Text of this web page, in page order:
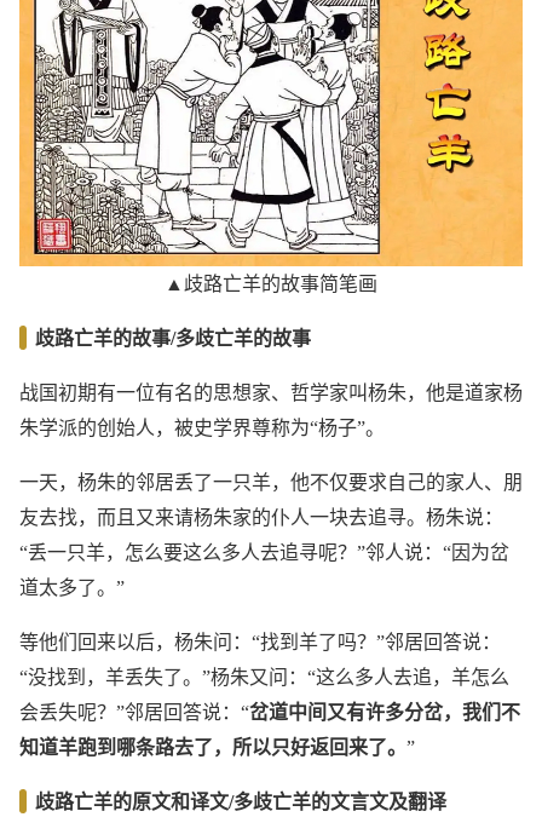
▲歧路亡羊的故事简笔画
歧路亡羊的故事/多歧亡羊的故事
战国初期有一位有名的思想家、哲学家叫杨朱，他是道家杨
朱学派的创始人，被史学界尊称为“杨子”。
一天，杨朱的邻居丢了一只羊，他不仅要求自己的家人、朋
友去找，而且又来请杨朱家的仆人一块去追寻。杨朱说：
“丢一只羊，怎么要这么多人去追寻呢？”邻人说：“因为岔
道太多了。”
等他们回来以后，杨朱问：“找到羊了吗？”邻居回答说：
“没找到，羊丢失了。”杨朱又问：“这么多人去追，羊怎么
会丢失呢？”邻居回答说：“岔道中间又有许多分岔，我们不
知道羊跑到哪条路去了，所以只好返回来了。 ”
歧路亡羊的原文和译文/多歧亡羊的文言文及翻译